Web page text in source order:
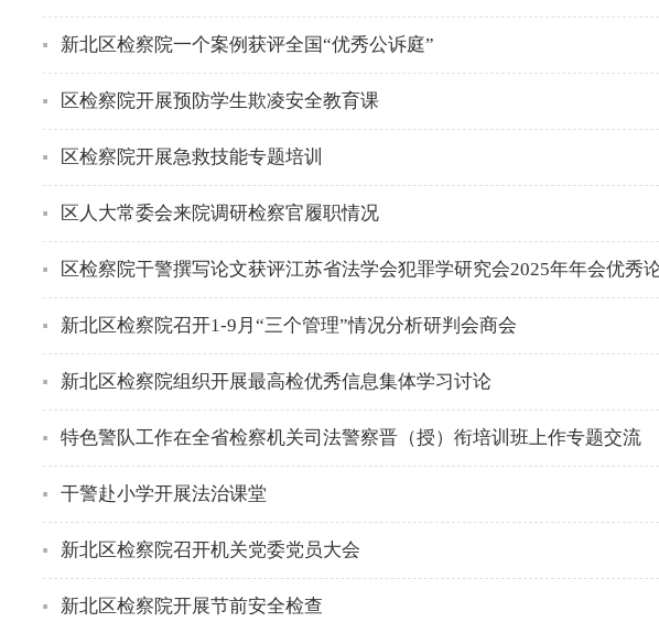
新北区检察院一个案例获评全国“优秀公诉庭”
区检察院开展预防学生欺凌安全教育课
区检察院开展急救技能专题培训
区人大常委会来院调研检察官履职情况
区检察院干警撰写论文获评江苏省法学会犯罪学研究会2025年年会优秀
新北区检察院召开1-9月“三个管理”情况分析研判会商会
新北区检察院组织开展最高检优秀信息集体学习讨论
特色警队工作在全省检察机关司法警察晋（授）衔培训班上作专题交流
干警赴小学开展法治课堂
新北区检察院召开机关党委党员大会
新北区检察院开展节前安全检查